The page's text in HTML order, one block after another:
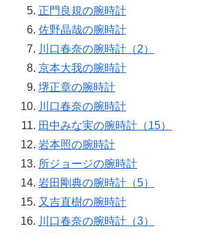
正門良規の腕時計
佐野晶哉の腕時計
川口春奈の腕時計（2）
京本大我の腕時計
堺正章の腕時計
川口春奈の腕時計
田中みな実の腕時計（15）
岩本照の腕時計
所ジョージの腕時計
岩田剛典の腕時計（5）
又吉直樹の腕時計
川口春奈の腕時計（3）